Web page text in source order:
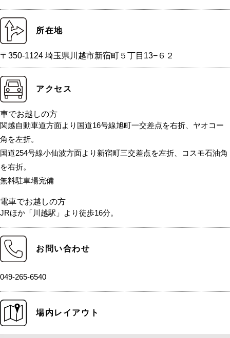
所在地
〒350-1124 埼玉県川越市新宿町５丁目13−６２
アクセス
車でお越しの方
関越自動車道方面より国道16号線旭町一交差点を右折、ヤオコー
角を左折。
国道254号線小仙波方面より新宿町三交差点を左折、コスモ石油角
を右折。
無料駐車場完備
電車でお越しの方
JRほか「川越駅」より徒歩16分。
お問い合わせ
049-265-6540
場内レイアウト